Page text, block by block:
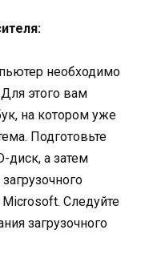
необходимо
этого вам
на котором уже
Подготовьте
диск, а затем
Microsoft. Следуйте
загрузочного